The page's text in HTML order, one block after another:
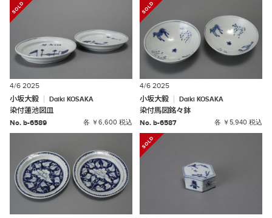
4/6 2025
小坂大毅
Daiki KOSAKA
染付蓮池図皿
No. b-6589
各 ￥6,600 税込
4/6 2025
小坂大毅
Daiki KOSAKA
染付馬図銘々鉢
No. b-6587
各 ￥5,940 税込